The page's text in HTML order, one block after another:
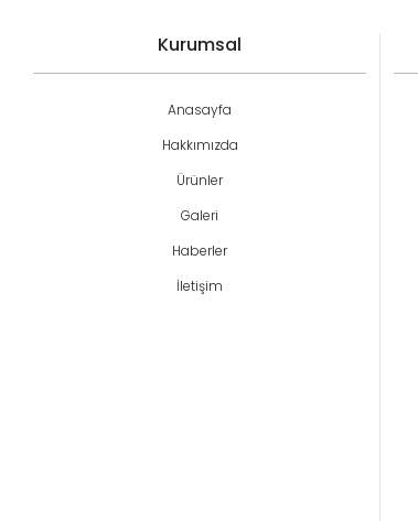
Kurumsal
Anasayfa
Hakkımızda
Ürünler
Galeri
Haberler
İletişim